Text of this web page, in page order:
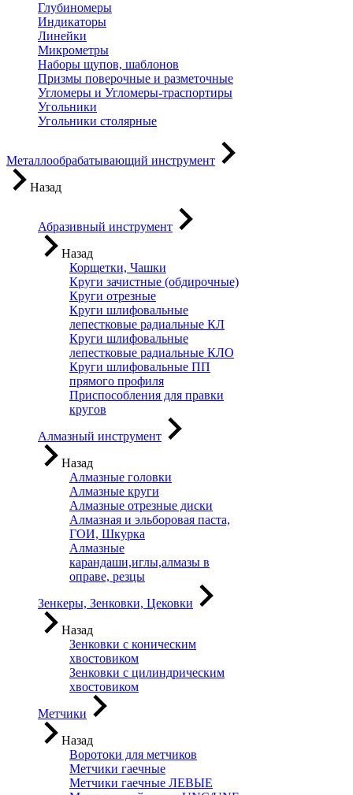
Глубиномеры
Индикаторы
Линейки
Микрометры
Наборы щупов, шаблонов
Призмы поверочные и разметочные
Угломеры и Угломеры-траспортиры
Угольники
Угольники столярные
Металлообрабатывающий инструмент
Назад
Абразивный инструмент
Назад
Корщетки, Чашки
Круги зачистные (обдирочные)
Круги отрезные
Круги шлифовальные
лепестковые радиальные КЛ
Круги шлифовальные
лепестковые радиальные КЛО
Круги шлифовальные ПП
прямого профиля
Приспособления для правки
кругов
Алмазный инструмент
Назад
Алмазные головки
Алмазные круги
Алмазные отрезные диски
Алмазная и эльборовая паста,
ГОИ, Шкурка
Алмазные
карандаши,иглы,алмазы в
оправе, резцы
Зенкеры, Зенковки, Цековки
Назад
Зенковки с коническим
хвостовиком
Зенковки с цилиндрическим
хвостовиком
Метчики
Назад
Воротоки для метчиков
Метчики гаечные
Метчики гаечные ЛЕВЫЕ